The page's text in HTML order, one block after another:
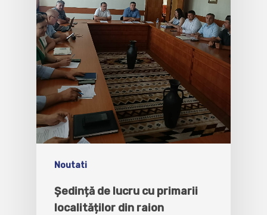
Noutati
Ședință de lucru cu primarii
localităților din raion